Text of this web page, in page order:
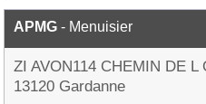
APMG - Menuisier
ZI AVON114 CHEMIN DE L
13120 Gardanne